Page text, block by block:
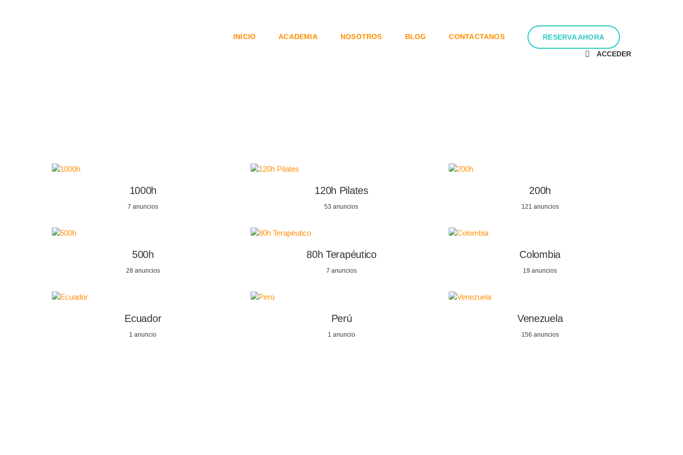
INICIO ACADEMIA NOSOTROS BLOG CONTACTANOS RESERVA AHORA
ACCEDER
1000h
7 anuncios
120h Pilates
53 anuncios
200h
121 anuncios
500h
28 anuncios
80h Terapéutico
7 anuncios
Colombia
19 anuncios
Ecuador
1 anuncio
Perú
1 anuncio
Venezuela
156 anuncios